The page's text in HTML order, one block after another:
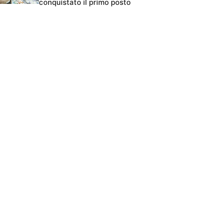
conquistato il primo posto